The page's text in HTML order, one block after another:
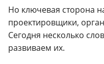
Но ключевая сторона
проектировщики,
Сегодня несколько
развиваем их.